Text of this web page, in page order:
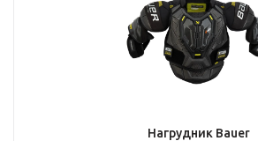
Нагрудник Bauer